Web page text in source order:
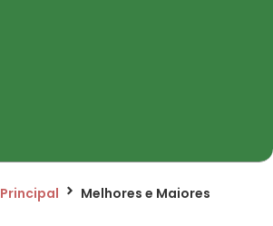
Principal Melhores e Maiores